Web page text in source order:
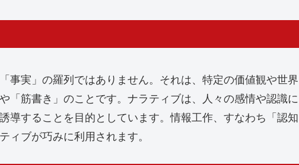
事実」の羅列ではありません。それは、特定の価値観や世界
「筋書き」のことです。ナラティブは、人々の感情や認識に
導することを目的としています。情報工作、すなわち「認知
ブが巧みに利用されます。